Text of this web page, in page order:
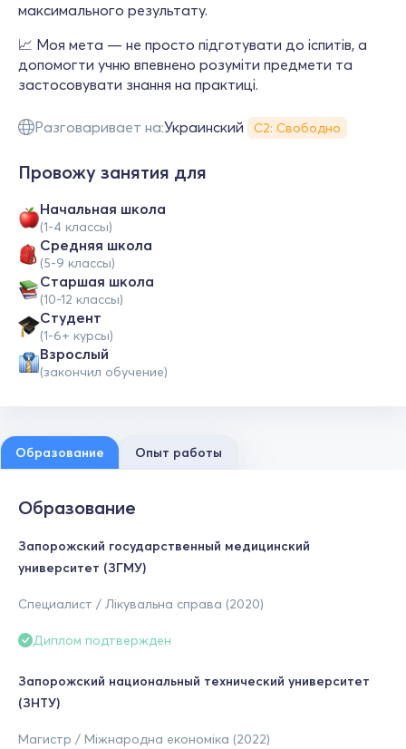
максимального результату.
📈 Моя мета — не просто підготувати до іспитів, а
допомогти учню впевнено розуміти предмети та
застосовувати знання на практиці.
Разговаривает на:Украинский С2: Свободно
Провожу занятия для
Начальная школа
(1-4 классы)
Средняя школа
(5-9 классы)
Cтаршая школа
(10-12 классы)
Студент
(1-6+ курсы)
Взрослый
(закончил обучение)
Образование Опыт работы
Образование
Запорожский государственный медицинский
университет (ЗГМУ)
Специалист / Лікувальна справа (2020)
Диплом подтвержден
Запорожский национальный технический университет
(ЗНТУ)
Магистр / Міжнародна економіка (2022)